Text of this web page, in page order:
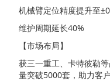
机械臂定位精度提升至
维护周期延长40%
【市场布局】
获三一重工、卡特彼勒
量突破5000套，助力客